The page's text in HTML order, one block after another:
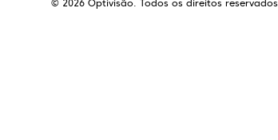
© 2026 Optivisão. Todos os direitos reservados